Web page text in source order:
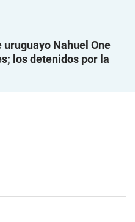
Nahuel One
los detenidos por la